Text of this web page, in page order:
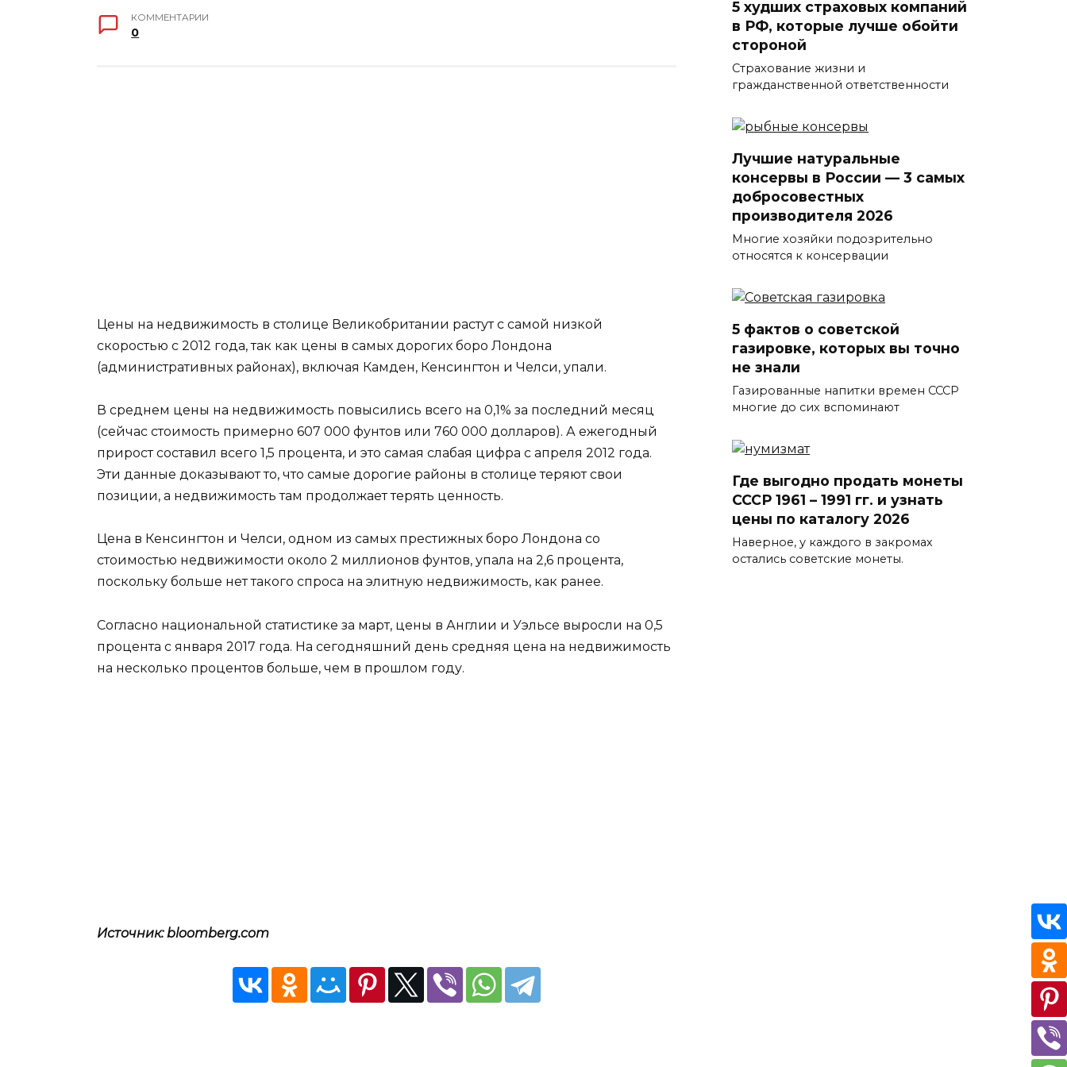
КОММЕНТАРИИ
0
Цены на недвижимость в столице Великобритании растут с самой низкой
скоростью с 2012 года, так как цены в самых дорогих боро Лондона
(административных районах), включая Камден, Кенсингтон и Челси, упали.
В среднем цены на недвижимость повысились всего на 0,1% за последний месяц
(сейчас стоимость примерно 607 000 фунтов или 760 000 долларов). А ежегодный
прирост составил всего 1,5 процента, и это самая слабая цифра с апреля 2012 года.
Эти данные доказывают то, что самые дорогие районы в столице теряют свои
позиции, а недвижимость там продолжает терять ценность.
Цена в Кенсингтон и Челси, одном из самых престижных боро Лондона со
стоимостью недвижимости около 2 миллионов фунтов, упала на 2,6 процента,
поскольку больше нет такого спроса на элитную недвижимость, как ранее.
Согласно национальной статистике за март, цены в Англии и Уэльсе выросли на 0,5
процента с января 2017 года. На сегодняшний день средняя цена на недвижимость
на несколько процентов больше, чем в прошлом году.
Источник: bloomberg.com
5 худших страховых компаний
в РФ, которые лучше обойти
стороной
Страхование жизни и
гражданственной ответственности
Лучшие натуральные
консервы в России — 3 самых
добросовестных
производителя 2026
Многие хозяйки подозрительно
относятся к консервации
5 фактов о советской
газировке, которых вы точно
не знали
Газированные напитки времен СССР
многие до сих вспоминают
Где выгодно продать монеты
СССР 1961 – 1991 гг. и узнать
цены по каталогу 2026
Наверное, у каждого в закромах
остались советские монеты.